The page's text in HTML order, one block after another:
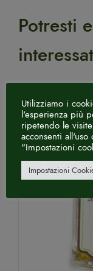
Potresti
Utilizziamo i
l'esperienza più
ripetendo le
acconsenti
"Impostazioni
Impostazioni